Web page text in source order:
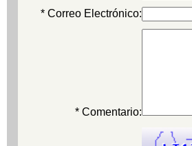
* Correo Electrónico:
* Comentario: